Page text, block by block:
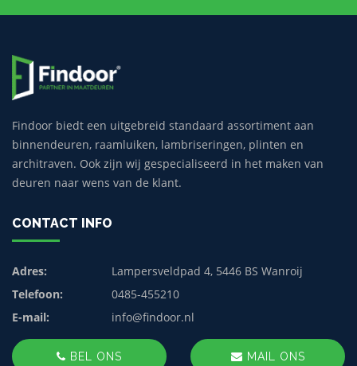
Findoor biedt een uitgebreid standaard assortiment aan
binnendeuren, raamluiken, lambriseringen, plinten en
architraven. Ook zijn wij gespecialiseerd in het maken van
deuren naar wens van de klant.
CONTACT INFO
Adres:
Lampersveldpad 4, 5446 BS Wanroij
Telefoon:
0485-455210
E-mail:
info@findoor.nl
BEL ONS MAIL ONS